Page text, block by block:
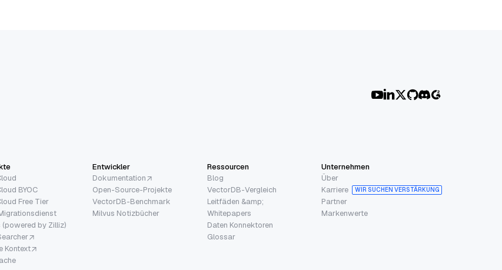
BYOC
Free Tier
(powered by Zilliz)
Kontext
Entwickler
Dokumentation
Open-Source-Projekte
VectorDB-Benchmark
Milvus Notizbücher
Ressourcen
Blog
VectorDB-Vergleich
Leitfäden &amp;
Whitepapers
Daten Konnektoren
Glossar
Unternehmen
Über
Karriere
WIR SUCHEN VERSTÄRKUNG
Partner
Markenwerte